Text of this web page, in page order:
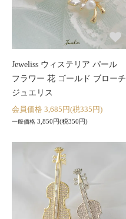
Jeweliss ウィステリア パール
フラワー 花 ゴールド ブローチ
ジュエリス
会員価格 3,685円(税335円)
一般価格 3,850円(税350円)